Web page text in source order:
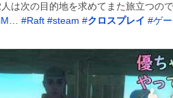
は次の目的地を求めてまた旅立つので
#Raft #steam #クロスプレイ #ゲ